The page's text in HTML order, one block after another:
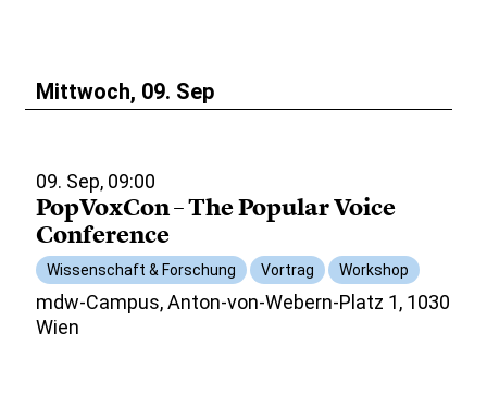
Mittwoch, 09. Sep
09. Sep, 09:00
PopVoxCon – The Popular Voice
Conference
Wissenschaft & Forschung Vortrag Workshop
mdw-Campus, Anton-von-Webern-Platz 1, 1030
Wien